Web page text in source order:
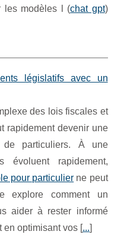
les modèles l (chat gpt)
législatifs avec un
des lois fiscales et
rapidement devenir une
de particuliers. À une
rapidement,
pour particulier ne peut
explore comment un
aider à rester informé
en optimisant vos [...]